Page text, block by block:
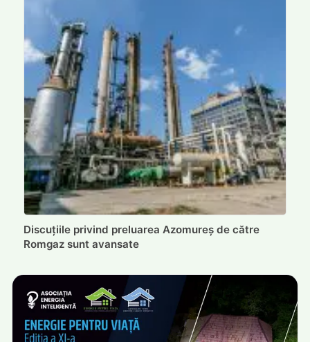
Discuțiile privind preluarea Azomureș de către
Romgaz sunt avansate